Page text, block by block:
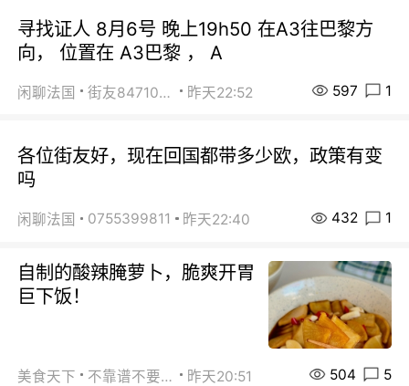
寻找证人 8月6号 晚上19h50 在A3往巴黎方
向， 位置在 A3巴黎 ， A
闲聊法国 街友84710671 昨天22:52 597 1
各位街友好，现在回国都带多少欧，政策有变
吗
闲聊法国 0755399811 昨天22:40 432 1
自制的酸辣腌萝卜，脆爽开胃
巨下饭！
美食天下 不靠谱不要联系 昨天20:51 504 5